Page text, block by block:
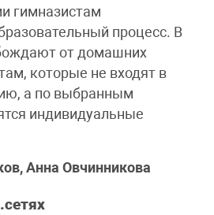
гимназистам
процесс. В
от домашних
которые не входят в
а по выбранным
индивидуальные
Анна Овчинникова